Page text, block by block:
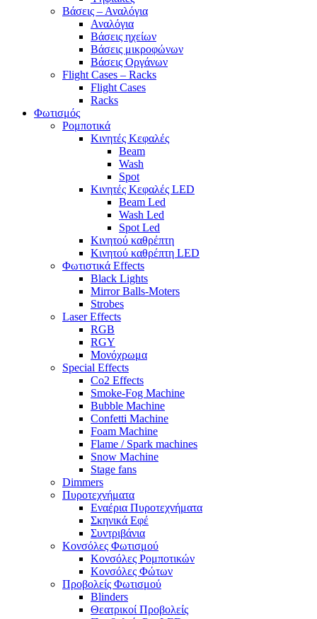
Βάσεις – Αναλόγια
Αναλόγια
Βάσεις ηχείων
Βάσεις μικροφώνων
Βάσεις Οργάνων
Flight Cases – Racks
Flight Cases
Racks
Φωτισμός
Ρομποτικά
Κινητές Κεφαλές
Beam
Wash
Spot
Κινητές Κεφαλές LED
Beam Led
Wash Led
Spot Led
Κινητού καθρέπτη
Κινητού καθρέπτη LED
Φωτιστικά Effects
Black Lights
Mirror Balls-Moters
Strobes
Laser Effects
RGB
RGY
Μονόχρωμα
Special Effects
Co2 Effects
Smoke-Fog Machine
Bubble Machine
Confetti Machine
Foam Machine
Flame / Spark machines
Snow Machine
Stage fans
Dimmers
Πυροτεχνήματα
Εναέρια Πυροτεχνήματα
Σκηνικά Εφέ
Συντριβάνια
Κονσόλες Φωτισμού
Κονσόλες Ρομποτικών
Κονσόλες Φώτων
Προβολείς Φωτισμού
Blinders
Θεατρικοί Προβολείς